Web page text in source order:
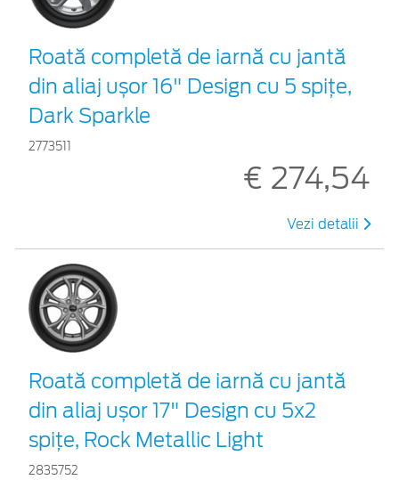
Roată completă de iarnă cu jantă
din aliaj ușor 16" Design cu 5 spițe,
Dark Sparkle
2773511
€ 274,54
Vezi detalii
Roată completă de iarnă cu jantă
din aliaj ușor 17" Design cu 5x2
spițe, Rock Metallic Light
2835752